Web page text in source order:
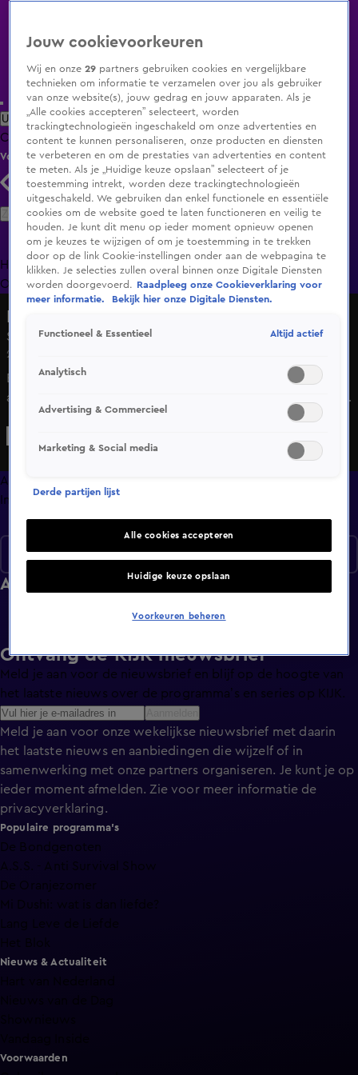
Uitzending Gemist Populaire programma's Zenders Genres
ClipsFilmsRadioSmart TV inlogShop
Volg KIJK
Zoeken
HomeUitzending Gemist Programma's De Bondgenoten
OranjezomerLivestreamsShop
Seizoen 1, aflevering 59
22 sep 2023, 01:38
Bekijk aflevering 59 van Lettrix uit seizoen 1 hier. Deze
aflevering is uitgezonden op 22 september, 01:38 uur bij
SBS6. Lettrix is een Amusement programma en is geschikt
Afleveringen
Info
Afleveringen
Seizoen 1
Ontvang de KIJK-nieuwsbrief
Meld je aan voor de nieuwsbrief en blijf op de hoogte van
het laatste nieuws over de programma’s en series op KIJK.
Meld je aan voor onze wekelijkse nieuwsbrief met daarin
het laatste nieuws en aanbiedingen die wijzelf of in
samenwerking met onze partners organiseren. Je kunt je op
ieder moment afmelden. Zie voor meer informatie de
privacyverklaring.
Populaire programma's
De Bondgenoten
A.S.S. - Anti Survival Show
De Oranjezomer
Mi Dushi: wat is dan liefde?
Lang Leve de Liefde
Het Blok
Nieuws & Actualiteit
Voorwaarden
Jouw cookievoorkeuren
Wij en onze29 partners gebruiken cookies en vergelijkbare
technieken om informatie te verzamelen over jou als gebruiker
van onze website(s), jouw gedrag en jouw apparaten. Als je
„Alle cookies accepteren” selecteert, worden
trackingtechnologieën ingeschakeld om onze advertenties en
content te kunnen personaliseren, onze producten en diensten
te verbeteren en om de prestaties van advertenties en content
te meten. Als je „Huidige keuze opslaan” selecteert of je
toestemming intrekt, worden deze trackingtechnologieën
uitgeschakeld. We gebruiken dan enkel functionele en essentiële
cookies om de website goed te laten functioneren en veilig te
houden. Je kunt dit menu op ieder moment opnieuw openen
om je keuzes te wijzigen of om je toestemming in te trekken
door op de link Cookie-instellingen onder aan de webpagina te
klikken. Je selecties zullen overal binnen onze Digitale Diensten
worden doorgevoerd.
Raadpleeg onze Cookieverklaring voor
meer informatie.
Bekijk hier onze Digitale Diensten.
Functioneel & Essentieel Altijd actief
Analytisch
Advertising & Commercieel
Marketing & Social media
Derde partijen lijst
Alle cookies accepteren
Huidige keuze opslaan
Voorkeuren beheren